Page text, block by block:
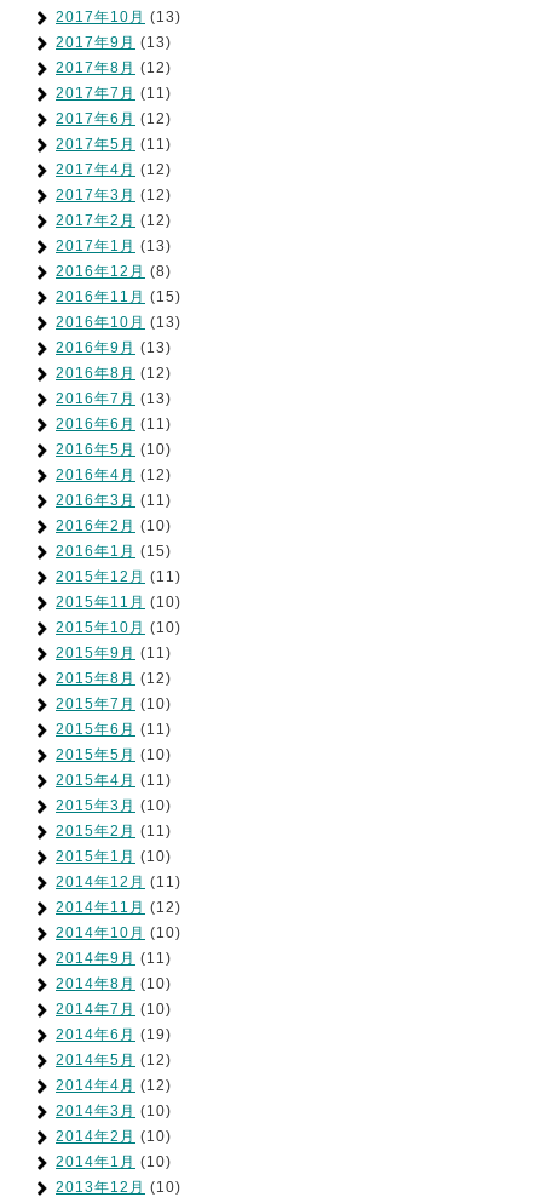
2017年10月 (13)
2017年9月 (13)
2017年8月 (12)
2017年7月 (11)
2017年6月 (12)
2017年5月 (11)
2017年4月 (12)
2017年3月 (12)
2017年2月 (12)
2017年1月 (13)
2016年12月 (8)
2016年11月 (15)
2016年10月 (13)
2016年9月 (13)
2016年8月 (12)
2016年7月 (13)
2016年6月 (11)
2016年5月 (10)
2016年4月 (12)
2016年3月 (11)
2016年2月 (10)
2016年1月 (15)
2015年12月 (11)
2015年11月 (10)
2015年10月 (10)
2015年9月 (11)
2015年8月 (12)
2015年7月 (10)
2015年6月 (11)
2015年5月 (10)
2015年4月 (11)
2015年3月 (10)
2015年2月 (11)
2015年1月 (10)
2014年12月 (11)
2014年11月 (12)
2014年10月 (10)
2014年9月 (11)
2014年8月 (10)
2014年7月 (10)
2014年6月 (19)
2014年5月 (12)
2014年4月 (12)
2014年3月 (10)
2014年2月 (10)
2014年1月 (10)
2013年12月 (10)